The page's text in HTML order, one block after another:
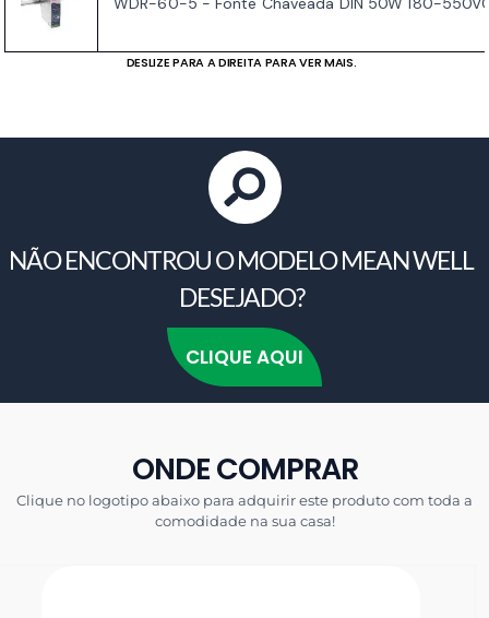
DESLIZE PARA A DIREITA PARA VER MAIS.
NÃO ENCONTROU O MODELO MEAN WELL
DESEJADO?
CLIQUE AQUI
ONDE COMPRAR
Clique no logotipo abaixo para adquirir este produto com toda a
comodidade na sua casa!